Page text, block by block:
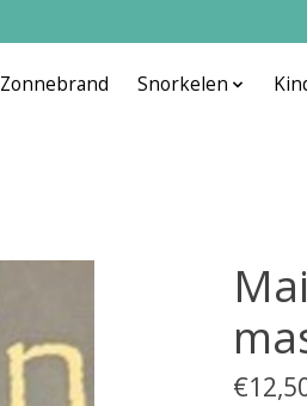
Zonnebrand Snorkelen